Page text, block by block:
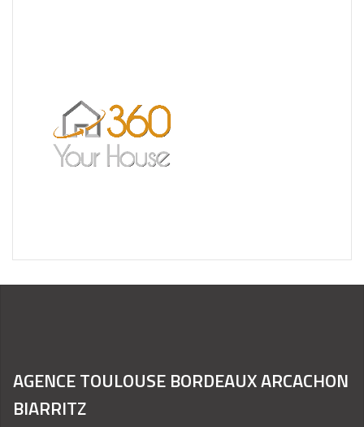
AGENCE TOULOUSE BORDEAUX ARCACHON
BIARRITZ